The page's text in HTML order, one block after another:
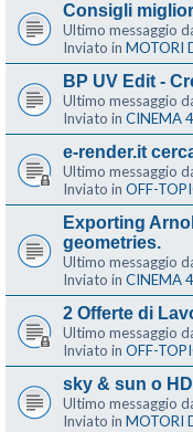
Consigli
Ultimo messaggio
Inviato in MOTORI
BP UV Edit -
Ultimo messaggio
Inviato in CINEMA
e-render.it
Ultimo messaggio
Inviato in OFF-
Exporting
geometries.
Ultimo messaggio
Inviato in CINEMA
2 Offerte di
Ultimo messaggio
Inviato in OFF-
sky & sun o
Ultimo messaggio
Inviato in MOTORI